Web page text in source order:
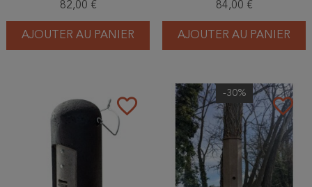
(1FE - 747/6)
82,00 €
AJOUTER AU PANIER
770/4)
84,00 €
AJOUTER AU PANIER
favorite_border favorite_border
-30%